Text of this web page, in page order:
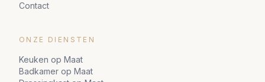
Contact
ONZE DIENSTEN
Keuken op Maat
Badkamer op Maat